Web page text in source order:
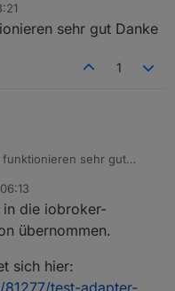
tarball/V1.1.4, und
oder ob er den Fehler
daran liegt es
mit dem doppelten
ob er den Fehler
sehr gut Danke
1
funktionieren sehr gut
die iobroker-
übernommen.
sich hier: